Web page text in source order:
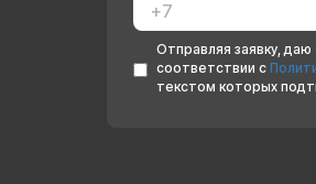
Отправляя заявку, даю
соответствии с
текстом которых